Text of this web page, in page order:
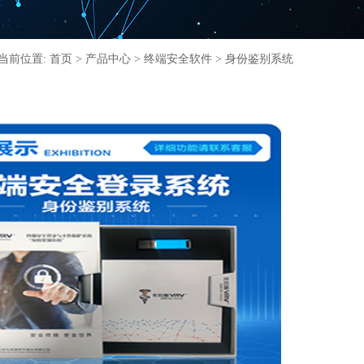
前位置: 首页 > 产品中心 > 终端安全软件 > 身份鉴别系统